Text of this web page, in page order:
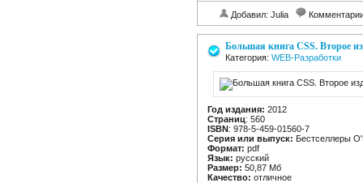
Добавил: Julia
Большая книга CSS. Второе
Категория: WEB-Разработки
Год издания: 2012
Страниц: 560
ISBN: 978-5-459-01560-7
Серия или выпуск: Бестселлеры
Формат: pdf
Язык: русский
Размер: 50,87 Мб
Качество: отличное